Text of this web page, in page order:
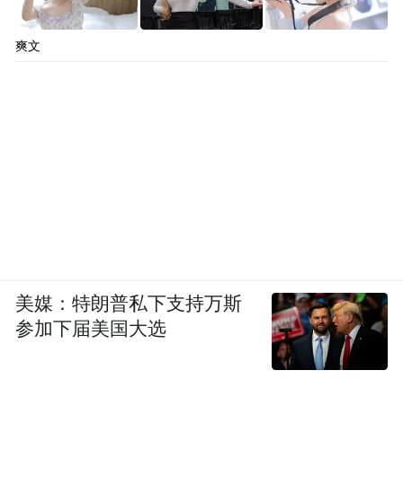
爽文
美媒：特朗普私下支持万斯
参加下届美国大选